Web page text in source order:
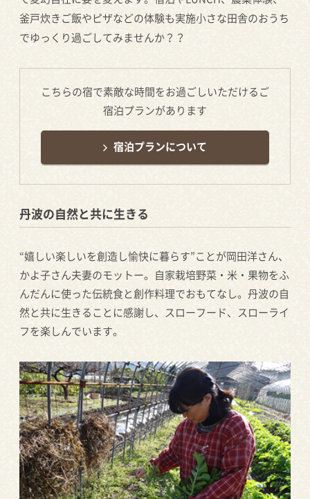
釜戸炊きご飯やピザなどの体験も実施小さな田舎のおうち
でゆっくり過ごしてみませんか？？
こちらの宿で素敵な時間をお過ごしいただけるご
宿泊プランがあります
宿泊プランについて
丹波の自然と共に生きる
“嬉しい楽しいを創造し愉快に暮らす”ことが岡田洋さん、
かよ子さん夫妻のモットー。自家栽培野菜・米・果物をふ
んだんに使った伝統食と創作料理でおもてなし。丹波の自
然と共に生きることに感謝し、スローフード、スローライ
フを楽しんでいます。